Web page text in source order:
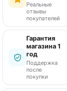
Реальные
отзывы
покупателей
Гарантия
магазина 1
год
Поддержка
после
покупки